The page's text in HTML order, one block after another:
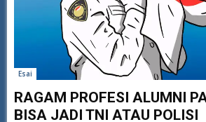
Esai
RAGAM PROFESI ALUMNI
BISA JADI TNI ATAU POLISI